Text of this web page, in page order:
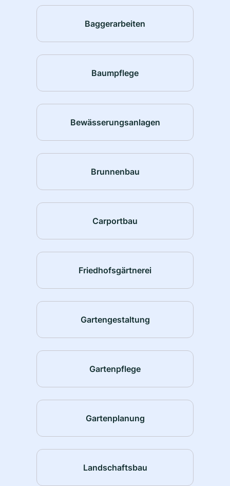
Baggerarbeiten
Baumpflege
Bewässerungsanlagen
Brunnenbau
Carportbau
Friedhofsgärtnerei
Gartengestaltung
Gartenpflege
Gartenplanung
Landschaftsbau